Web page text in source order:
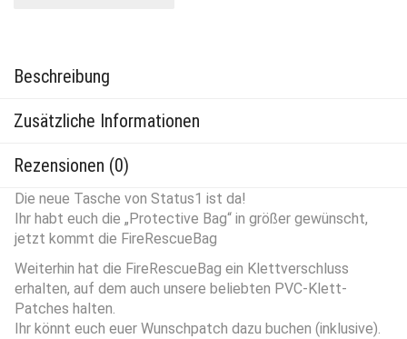
Beschreibung
Zusätzliche Informationen
Rezensionen (0)
Die neue Tasche von Status1 ist da!
Ihr habt euch die „Protective Bag“ in größer gewünscht,
jetzt kommt die FireRescueBag
Weiterhin hat die FireRescueBag ein Klettverschluss
erhalten, auf dem auch unsere beliebten PVC-Klett-
Patches halten.
Ihr könnt euch euer Wunschpatch dazu buchen (inklusive).